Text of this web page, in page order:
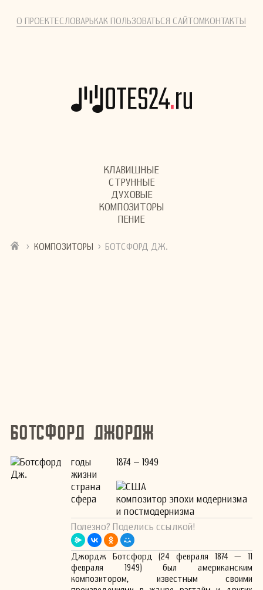
О ПРОЕКТЕСЛОВАРЬКАК ПОЛЬЗОВАТЬСЯ САЙТОМКОНТАКТЫ
КЛАВИШНЫЕ
СТРУННЫЕ
ДУХОВЫЕ
КОМПОЗИТОРЫ
ПЕНИЕ
› КОМПОЗИТОРЫ › БОТСФОРД ДЖ.
Ботсфорд Джордж
годы
жизни
1874 – 1949
страна
США
сфера
композитор эпохи модернизма
и постмодернизма
Полезно? Поделись ссылкой!
Джордж Ботсфорд (24 февраля 1874 — 11
февраля 1949) был американским
композитором, известным своими